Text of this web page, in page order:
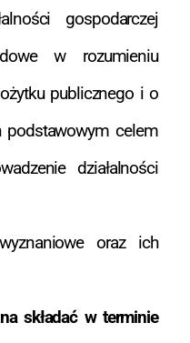
gospodarczej
w rozumieniu
publicznego i o
podstawowym celem
działalności
oraz ich
składać w terminie